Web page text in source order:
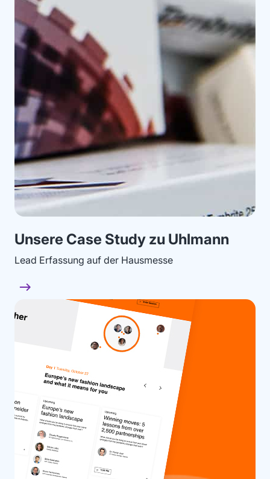
Unsere Case Study zu Uhlmann
Lead Erfassung auf der Hausmesse